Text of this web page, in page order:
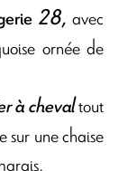
28,avec
ornée de
à chevaltout
sur une chaise